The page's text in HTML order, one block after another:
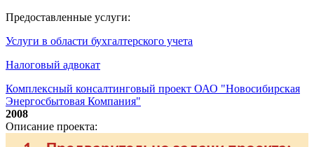
Предоставленные услуги:
Услуги в области бухгалтерского учета
Налоговый адвокат
Комплексный консалтинговый проект ОАО "Новосибирская
Энергосбытовая Компания"
2008
Описание проекта: